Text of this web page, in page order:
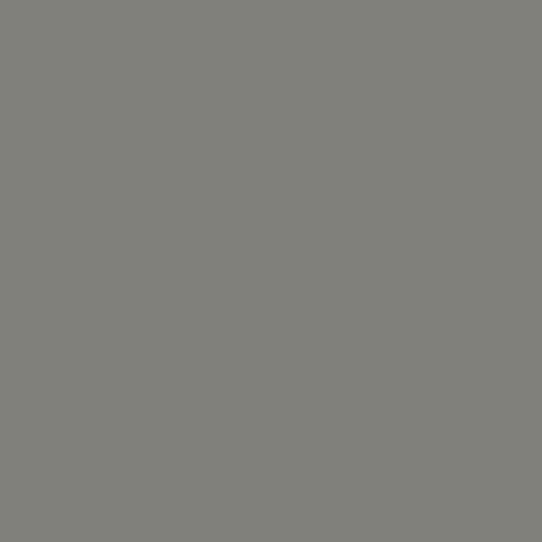
A o
durante
tra
sito Web, al fine
del proprio sito
tra
sito Web, al fine
del proprio sito
del proprio sito